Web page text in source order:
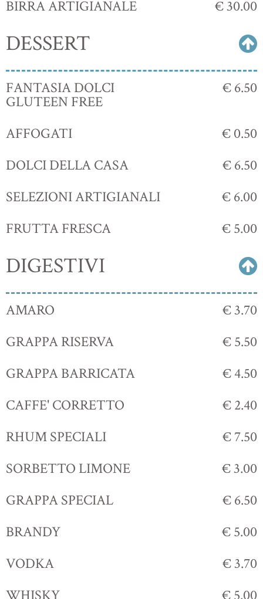
BIRRA ARTIGIANALE
€ 30.00
DESSERT
FANTASIA DOLCI
GLUTEEN FREE
€ 6.50
AFFOGATI
€ 0.50
DOLCI DELLA CASA
€ 6.50
SELEZIONI ARTIGIANALI
€ 6.00
FRUTTA FRESCA
€ 5.00
DIGESTIVI
AMARO
€ 3.70
GRAPPA RISERVA
€ 5.50
GRAPPA BARRICATA
€ 4.50
CAFFE' CORRETTO
€ 2.40
RHUM SPECIALI
€ 7.50
SORBETTO LIMONE
€ 3.00
GRAPPA SPECIAL
€ 6.50
BRANDY
€ 5.00
VODKA
€ 3.70
WHISKY
€ 5.00